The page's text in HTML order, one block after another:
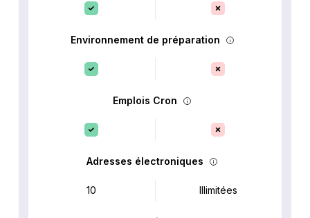
Environnement de préparation
Emplois Cron
Adresses électroniques
10 Illimitées